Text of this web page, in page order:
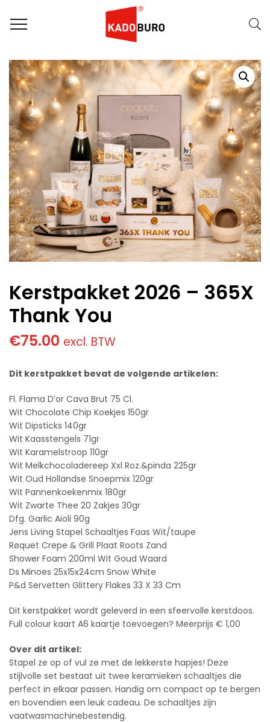
Home
Kerstpakketten
Kerstpakket 2026 – 365X Thank You
Kerstpakket 2026 – 365X
Thank You
€75.00 excl. BTW
Dit kerstpakket bevat de volgende artikelen:
Fl. Flama D’or Cava Brut 75 Cl.
Wit Chocolate Chip Koekjes 150gr
Wit Dipsticks 140gr
Wit Kaasstengels 71gr
Wit Karamelstroop 110gr
Wit Melkchocoladereep Xxl Roz.&pinda 225gr
Wit Oud Hollandse Snoepmix 120gr
Wit Pannenkoekenmix 180gr
Wit Zwarte Thee 20 Zakjes 30gr
Dfg. Garlic Aïoli 90g
Jens Living Stapel Schaaltjes Faas Wit/taupe
Røquet Crepe & Grill Plaat Roots Zand
Shower Foam 200ml Wit Goud Waard
Ds Minoes 25x15x24cm Snow White
P&d Servetten Glittery Flakes 33 X 33 Cm
Dit kerstpakket wordt geleverd in een sfeervolle kerstdoos.
Full colour kaart A6 kaartje toevoegen? Meerprijs € 1,00
Over dit artikel:
Stapel ze op of vul ze met de lekkerste hapjes! Deze
stijlvolle set bestaat uit twee keramieken schaaltjes die
perfect in elkaar passen. Handig om compact op te bergen
en bovendien een leuk cadeau. De schaaltjes zijn
vaatwasmachinebestendig.